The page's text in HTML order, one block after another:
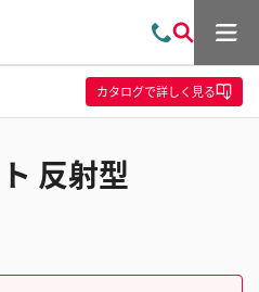
問
い
合
わ
索
メ
ュ
ー
カタログで詳しく見る
反射型